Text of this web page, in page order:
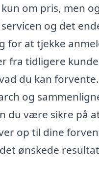
om pris, men
og det
for at tjekke
fra tidligere
du kan
og
du være sikre på
op til dine
ønskede